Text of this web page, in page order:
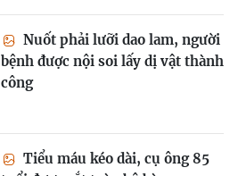
Nuốt phải lưỡi dao lam, người
bệnh được nội soi lấy dị vật thành
công
Tiểu máu kéo dài, cụ ông 85